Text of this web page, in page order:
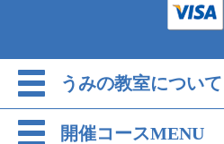
うみの教室につい
開催コースMENU